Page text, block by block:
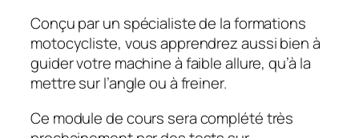
Conçu par un spécialiste de la formations
motocycliste, vous apprendrez aussi bien à
guider votre machine à faible allure, qu’à la
mettre sur l’angle ou à freiner.
Ce module de cours sera complété très